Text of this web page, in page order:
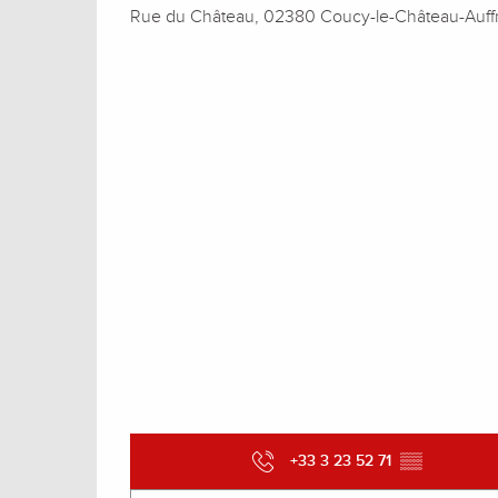
Rue du Château, 02380 Coucy-le-Château-
+33 3 23 52 71 ▒▒